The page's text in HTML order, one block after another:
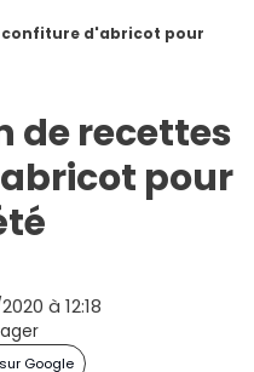
confiture d'abricot pour
de recettes
pour
à 12:18
Google